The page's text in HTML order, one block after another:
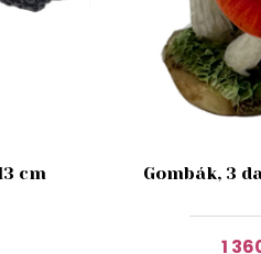
cm Gombák, 3
1